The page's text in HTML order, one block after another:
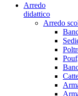
Arredo
didattico
Arredo